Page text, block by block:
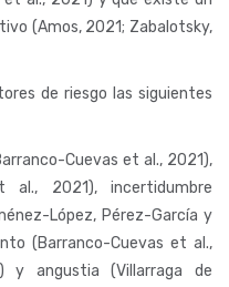
(Amos, 2021; Zabalotsky,
de riesgo las siguientes
Cuevas et al., 2021),
al., 2021), incertidumbre
López, Pérez-García y
(Barranco-Cuevas et al.,
y angustia (Villarraga de